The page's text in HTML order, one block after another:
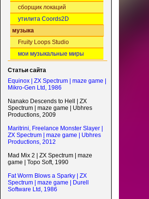
сборщик локаций
утилита Coords2D
музыка
Fruity Loops Studio
мои музыкальные миры
Статьи сайта
Equinox | ZX Spectrum | maze game |
Mikro-Gen Ltd, 1986
Nanako Descends to Hell | ZX
Spectrum | maze game | Ubhres
Productions, 2009
Maritrini, Freelance Monster Slayer |
ZX Spectrum | maze game | Ubhres
Productions, 2012
Mad Mix 2 | ZX Spectrum | maze
game | Topo Soft, 1990
Fat Worm Blows a Sparky | ZX
Spectrum | maze game | Durell
Software Ltd, 1986